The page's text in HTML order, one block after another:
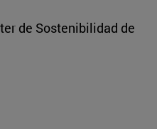
de Sostenibilidad de